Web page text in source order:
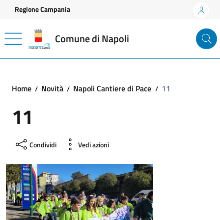
Vai ai contenuti
Vai al footer
Regione Campania
Comune di Napoli
Home Novità Napoli Cantiere di Pace 11
11
Condividi Vedi azioni